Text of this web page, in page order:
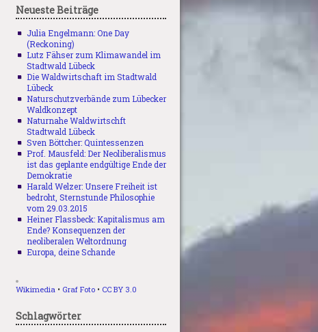
Neueste Beiträge
Julia Engelmann: One Day
(Reckoning)
Lutz Fähser zum Klimawandel im
Stadtwald Lübeck
Die Waldwirtschaft im Stadtwald
Lübeck
Naturschutzverbände zum Lübecker
Waldkonzept
Naturnahe Waldwirtschft
Stadtwald Lübeck
Sven Böttcher: Quintessenzen
Prof. Mausfeld: Der Neoliberalismus
ist das geplante endgültige Ende der
Demokratie
Harald Welzer: Unsere Freiheit ist
bedroht, Sternstunde Philosophie
vom 29.03.2015
Heiner Flassbeck: Kapitalismus am
Ende? Konsequenzen der
neoliberalen Weltordnung
Europa, deine Schande
Wikimedia • Graf Foto • CC BY 3.0
Schlagwörter